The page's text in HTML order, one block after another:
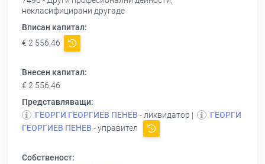
некласифицирани другаде
Вписан капитал:
€ 2 556,46
Внесен капитал:
€ 2 556,46
Представляващи:
ГЕОРГИ ГЕОРГИЕВ ПЕНЕВ - ликвидатор |
ГЕОРГИ
ГЕОРГИЕВ ПЕНЕВ - управител
Собственост: